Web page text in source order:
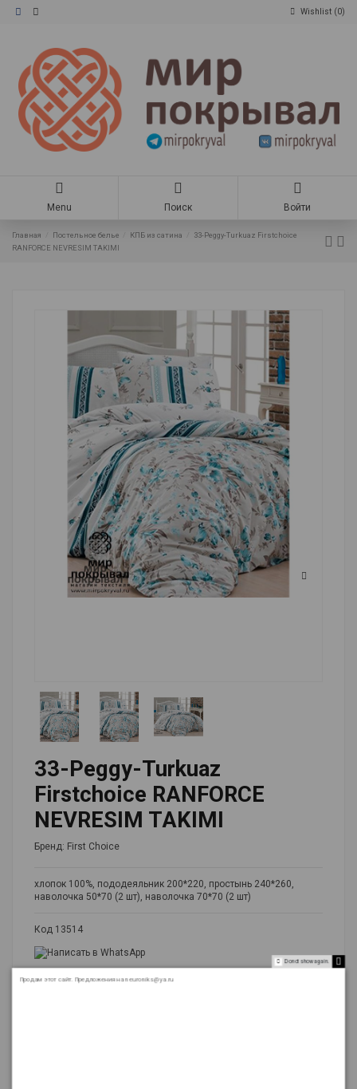
Wishlist (0)
Menu Поиск Войти
Главная Постельное белье КПБ из сатина
33-Peggy-Turkuaz Firstchoice
RANFORCE NEVRESIM TAKIMI
33-Peggy-Turkuaz
Firstchoice RANFORCE
NEVRESIM TAKIMI
Бренд: First Choice
хлопок 100%, пододеяльник 200*220, простынь 240*260,
наволочка 50*70 (2 шт), наволочка 70*70 (2 шт)
Код 13514
FirstChoiceRanforce
Do not show again.
Продам этот сайт. Предложения на neuroniks@ya.ru